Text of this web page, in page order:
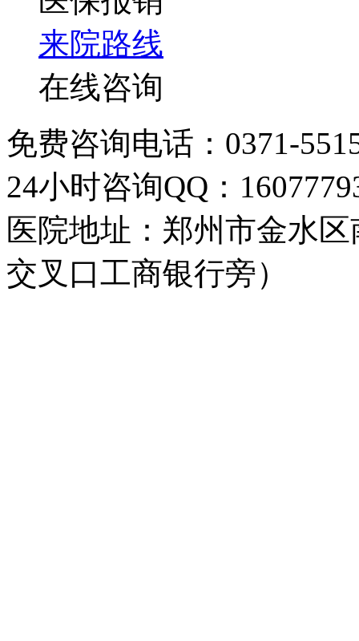
来院路线
在线咨询
免费咨询电话：0371-
24小时咨询QQ：
医院地址：郑州市金水
交叉口工商银行旁）